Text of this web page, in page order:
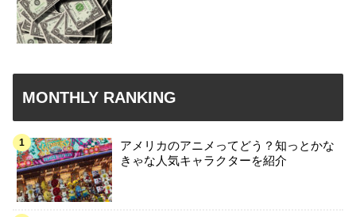
MONTHLY RANKING
アメリカのアニメってどう？知っとかな
きゃな人気キャラクターを紹介